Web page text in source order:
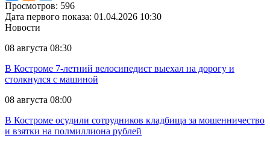
Просмотров: 596
Дата первого показа: 01.04.2026 10:30
Новости
08 августа 08:30
В Костроме 7-летний велосипедист выехал на дорогу и
столкнулся с машиной
08 августа 08:00
В Костроме осудили сотрудников кладбища за мошенничество
и взятки на полмиллиона рублей